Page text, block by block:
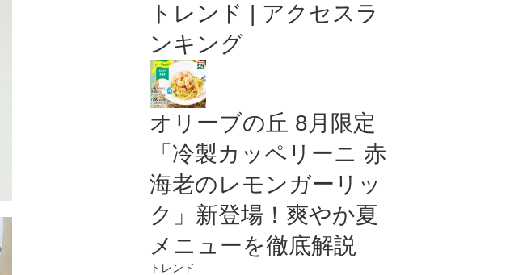
トレンド | アクセスラ
ンキング
オリーブの丘 8月限定
「冷製カッペリーニ 赤
海老のレモンガーリッ
ク」新登場！爽やか夏
メニューを徹底解説
トレンド